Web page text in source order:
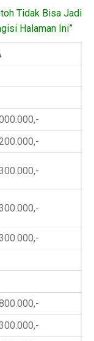
Tidak Bisa Jadi
Halaman Ini”